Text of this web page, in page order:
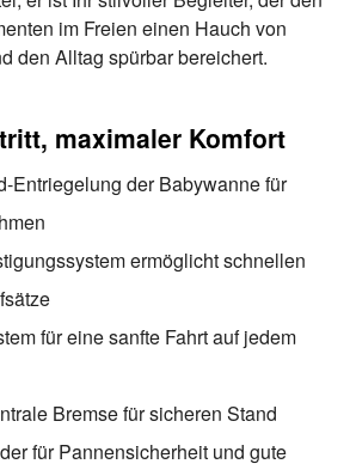
im Freien einen Hauch von
den Alltag spürbar bereichert.
maximaler Komfort
Entriegelung der Babywanne für
ermöglicht schnellen
für eine sanfte Fahrt auf jedem
Bremse für sicheren Stand
für Pannensicherheit und gute